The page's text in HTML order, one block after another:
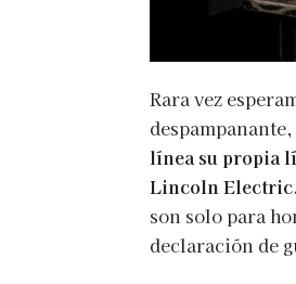
Rara vez
línea su propia
Lincoln Electric.
son solo para
declaración de